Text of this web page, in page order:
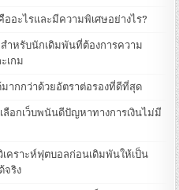
อะไรและมีความพิเศษอย่างไร?
ำหรับนักเดิมพันที่ต้องการความ
เกม
ากกว่าด้วยอัตราต่อรองที่ดีที่สุด
ลือกเว็บพนันดีปัญหาทางการเงินไม่มี
คราะห์ฟุตบอลก่อนเดิมพันให้เป็น
จริง